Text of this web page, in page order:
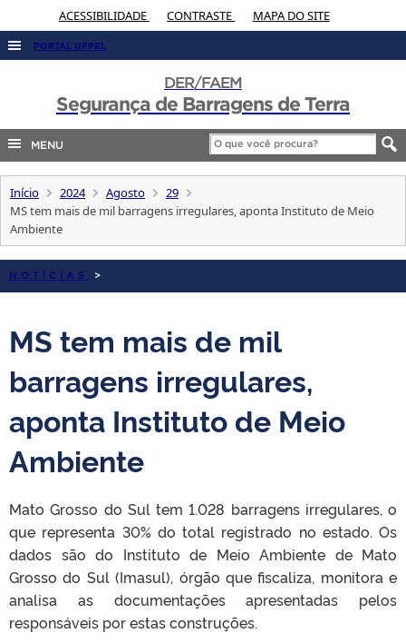
ACESSIBILIDADE CONTRASTE MAPA DO SITE
PORTAL UFPEL
AUDITORIA
EDITAIS
INTERNACIONAL
OUVIDORIA
PORTARIAS
DER/FAEM
Segurança de Barragens de Terra
MENU
Início 2024 Agosto
29
MS tem mais de mil barragens irregulares, aponta Instituto de Meio
Ambiente
NOTÍCIAS >
MS tem mais de mil
barragens irregulares,
aponta Instituto de Meio
Ambiente
Mato Grosso do Sul tem 1.028 barragens irregulares, o
que representa 30% do total registrado no estado. Os
dados são do Instituto de Meio Ambiente de Mato
Grosso do Sul (Imasul), órgão que fiscaliza, monitora e
analisa as documentações apresentadas pelos
responsáveis por estas construções.